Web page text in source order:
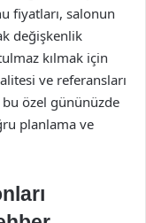
fiyatları, salonun
değişkenlik
kılmak için
ve referansları
özel gününüzde
planlama ve